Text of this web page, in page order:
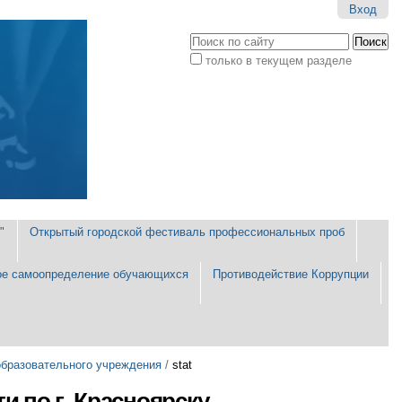
Вход
Поиск
только в текущем разделе
Открытый городской фестиваль профессиональных проб
самоопределение обучающихся Противодействие Коррупции
учреждения /stat